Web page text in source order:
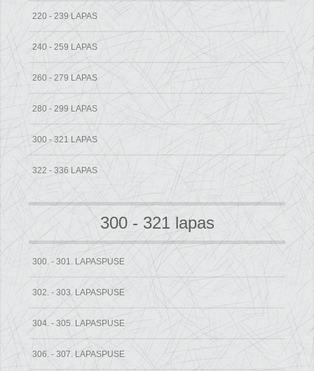
220 - 239 LAPAS
240 - 259 LAPAS
260 - 279 LAPAS
280 - 299 LAPAS
300 - 321 LAPAS
322 - 336 LAPAS
300 - 321 lapas
300. - 301. LAPASPUSE
302. - 303. LAPASPUSE
304. - 305. LAPASPUSE
306. - 307. LAPASPUSE